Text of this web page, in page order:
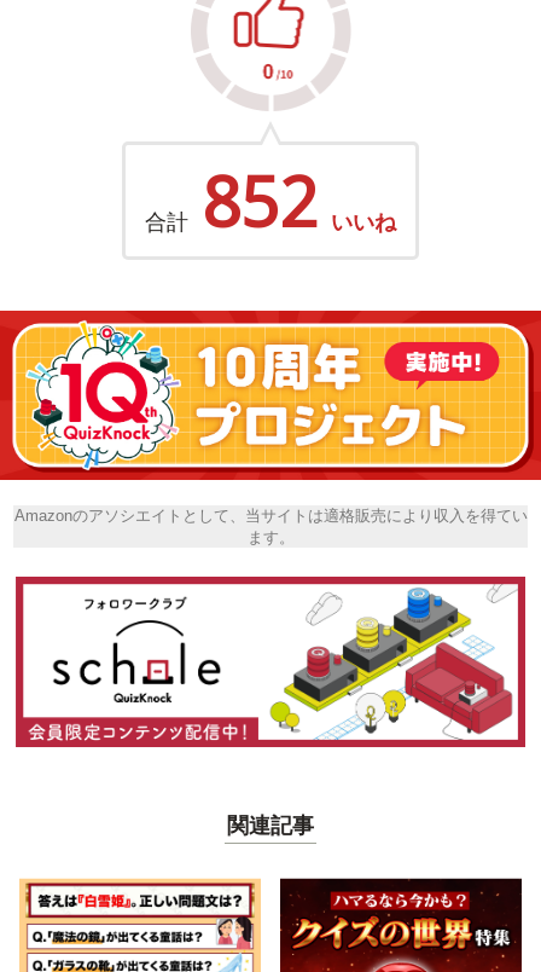
合計 852 いいね
Amazonのアソシエイトとして、当サイトは適格販売により収入を得てい
ます。
関連記事